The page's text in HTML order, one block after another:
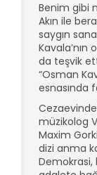
Benim gibi
Akın ile
saygın
Kavala’nın
da teşvik
“Osman
esnasında
müzikolog
Maxim
dizi anma